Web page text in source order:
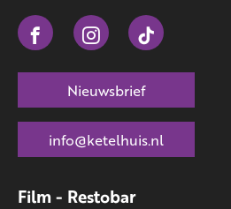
Film - Restobar
Nieuwsbrief
info@ketelhuis.nl